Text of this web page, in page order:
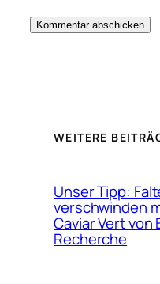
WEITERE
Unser Tipp:
verschwinden
Caviar Vert von
Recherche